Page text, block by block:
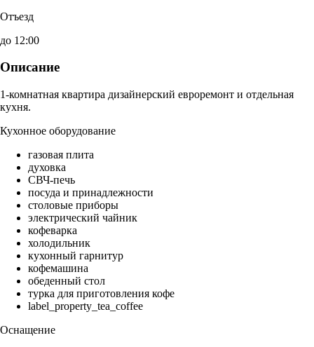
Отъезд
до 12:00
Описание
1-комнатная квартира дизайнерский евроремонт и отдельная
кухня.
Кухонное оборудование
газовая плита
духовка
СВЧ-печь
посуда и принадлежности
столовые приборы
электрический чайник
кофеварка
холодильник
кухонный гарнитур
кофемашина
обеденный стол
турка для приготовления кофе
label_property_tea_coffee
Оснащение